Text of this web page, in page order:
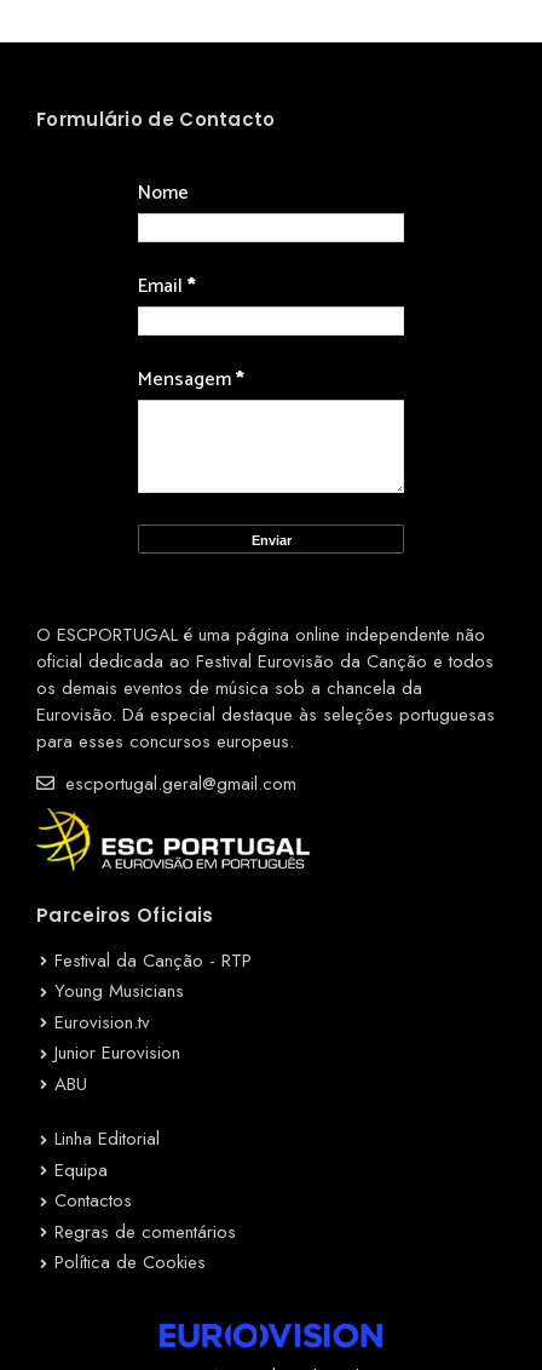
Formulário de Contacto
Nome
Email*
Mensagem*
O ESCPORTUGAL é uma página online independente não
oficial dedicada ao Festival Eurovisão da Canção e todos
os demais eventos de música sob a chancela da
Eurovisão. Dá especial destaque às seleções portuguesas
para esses concursos europeus.
escportugal.geral@gmail.com
Parceiros Oficiais
Festival da Canção - RTP
Young Musicians
Eurovision.tv
Junior Eurovision
ABU
Linha Editorial
Equipa
Contactos
Regras de comentários
Política de Cookies